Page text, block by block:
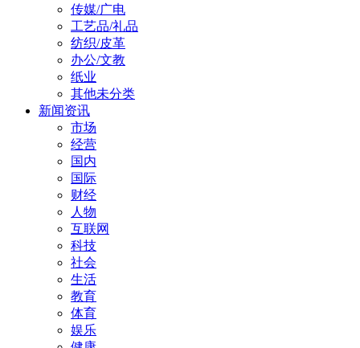
传媒/广电
工艺品/礼品
纺织/皮革
办公/文教
纸业
其他未分类
新闻资讯
市场
经营
国内
国际
财经
人物
互联网
科技
社会
生活
教育
体育
娱乐